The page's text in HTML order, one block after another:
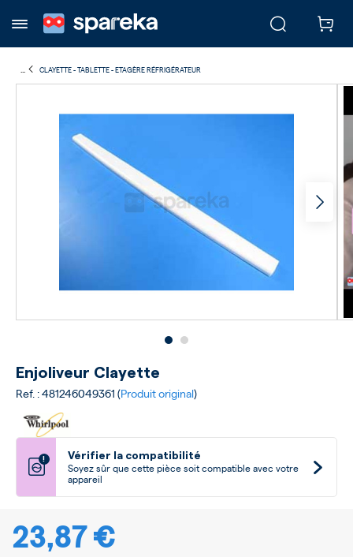
CLAYETTE - TABLETTE - ETAGÈRE RÉFRIGÉRATEUR
Enjoliveur Clayette
Ref. : 481246049361 (Produit original)
! Vérifier la compatibilité
Soyez sûr que cette pièce soit compatible avec votre
appareil
23,87 €